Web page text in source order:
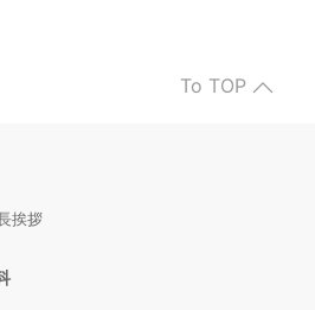
き落とし）について
履修登録単位上限設定の解除申請
の世帯の学生等に対する給付奨学
学金奨学生の募集
中西奨学会 奨学生の募集について
To TOP
挨拶